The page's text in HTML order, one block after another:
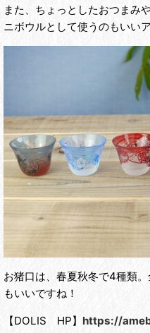
また、ちょっとしたおつまみ
ニボウルとして使うのもいい
お猪口は、春夏秋冬で4種類
もいいですね！
【DOLIS HP】 https://